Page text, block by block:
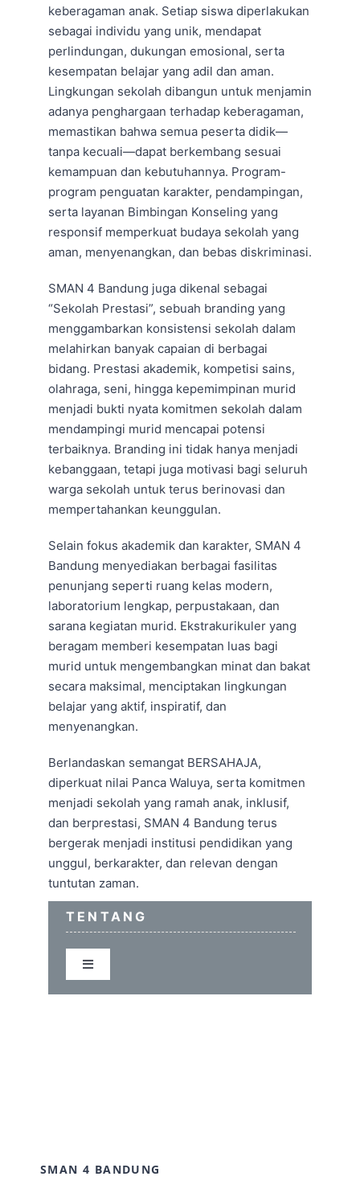
keberagaman anak. Setiap siswa diperlakukan
sebagai individu yang unik, mendapat
perlindungan, dukungan emosional, serta
kesempatan belajar yang adil dan aman.
Lingkungan sekolah dibangun untuk menjamin
adanya penghargaan terhadap keberagaman,
memastikan bahwa semua peserta didik—
tanpa kecuali—dapat berkembang sesuai
kemampuan dan kebutuhannya. Program-
program penguatan karakter, pendampingan,
serta layanan Bimbingan Konseling yang
responsif memperkuat budaya sekolah yang
aman, menyenangkan, dan bebas diskriminasi.
SMAN 4 Bandung juga dikenal sebagai
“Sekolah Prestasi”, sebuah branding yang
menggambarkan konsistensi sekolah dalam
melahirkan banyak capaian di berbagai
bidang. Prestasi akademik, kompetisi sains,
olahraga, seni, hingga kepemimpinan murid
menjadi bukti nyata komitmen sekolah dalam
mendampingi murid mencapai potensi
terbaiknya. Branding ini tidak hanya menjadi
kebanggaan, tetapi juga motivasi bagi seluruh
warga sekolah untuk terus berinovasi dan
mempertahankan keunggulan.
Selain fokus akademik dan karakter, SMAN 4
Bandung menyediakan berbagai fasilitas
penunjang seperti ruang kelas modern,
laboratorium lengkap, perpustakaan, dan
sarana kegiatan murid. Ekstrakurikuler yang
beragam memberi kesempatan luas bagi
murid untuk mengembangkan minat dan bakat
secara maksimal, menciptakan lingkungan
belajar yang aktif, inspiratif, dan
menyenangkan.
Berlandaskan semangat BERSAHAJA,
diperkuat nilai Panca Waluya, serta komitmen
menjadi sekolah yang ramah anak, inklusif,
dan berprestasi, SMAN 4 Bandung terus
bergerak menjadi institusi pendidikan yang
unggul, berkarakter, dan relevan dengan
tuntutan zaman.
TENTANG
Toggle
Visi Misi
SMAN 4 BANDUNG